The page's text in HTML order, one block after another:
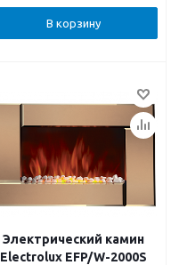
В корзину
Электрический камин
Electrolux EFP/W-2000S